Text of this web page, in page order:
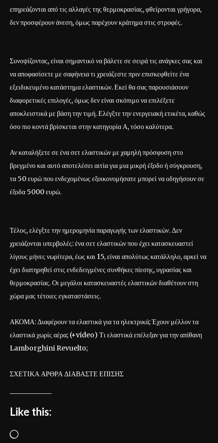
επηρεάζονται από τις αλλαγές της θερμοκρασίας, φθείρονται γρήγορα,
δεν προσφέρουν άνεση, όμως παρέχουν κράτημα στις στροφές.
Συνοψίζοντας, είναι σημαντικό να βάλετε σε σειρά τις ανάγκες σας και
να αποφασίσετε με σαφήνεια τι χρειάζεστε πριν επισκεφθείτε ένα
εξειδικευμένο κατάστημα ελαστικών. Εκεί θα σας παρουσιάσουν
διαφορετικές επιλογές, όμως δεν είναι σκόπιμο να επιλέξετε
αποκλειστικά με βάση την τιμή. Ελέγξτε την ενεργειακή ετικέτα, καθώς
όσο πιο κοντά βρίσκεται στην κατηγορία Α, τόσο καλύτερα.
Αν καταλήξετε σε ένα σετ ελαστικών με χαμηλή πρόσφυση στο
βρεγμένο και αυτό αποτελέσει αιτία για μια μικρή έξοδο ή σύγκρουση,
τα 50 ευρώ που ενδεχομένως εξοικονομήσατε μπορεί να οδηγήσουν σε
έξοδα 5000 ευρώ.
Τέλος, ελέγξτε την ημερομηνία παραγωγής των ελαστικών. Δεν
χρειάζονται υπερβολές: ένα σετ ελαστικών που έχει κατασκευαστεί
λίγους μήνες νωρίτερα, έως και 15, είναι απολύτως κατάλληλο, αρκεί να
έχει διατηρηθεί στις ενδεδειγμένες συνθήκες πίεσης, υγρασίας και
θερμοκρασίας. Οι μεγάλοι κατασκευαστές ελαστικών διαθέτουν στη
χώρα μας τέτοιες εγκαταστάσεις.
ΑΚΟΜΑ: Διαφέρουν τα ελαστικά για τα ηλεκτρικά; Έχουν μέλλον τα
ελαστικά χωρίς αέρα; (+video) Τι ελαστικά επέλεξαν για την απίθανη
Lamborghini Revuelto;
ΣΧΕΤΙΚΑ ΑΡΘΡΑ ΔΙΑΒΑΣΤΕ ΕΠΙΣΗΣ
Like this:
L